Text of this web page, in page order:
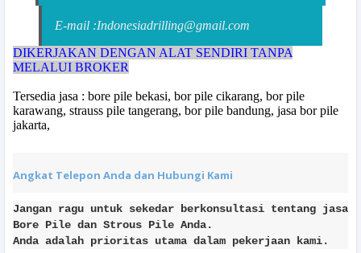
E-mail :Indonesiadrilling@gmail.com
DIKERJAKAN DENGAN ALAT SENDIRI TANPA
MELALUI BROKER
Tersedia jasa : bore pile bekasi, bor pile cikarang, bor pile
karawang, strauss pile tangerang, bor pile bandung, jasa bor pile
jakarta,
Angkat Telepon Anda dan Hubungi Kami
Jangan ragu untuk sekedar berkonsultasi tentang jasa
Bore Pile dan Strous Pile Anda.
Anda adalah prioritas utama dalam pekerjaan kami.